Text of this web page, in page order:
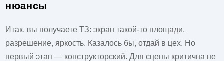
нюансы
Итак, вы получаете ТЗ: экран такой-то площади,
разрешение, яркость. Казалось бы, отдай в цех. Но
первый этап — конструкторский. Для сцены критична не